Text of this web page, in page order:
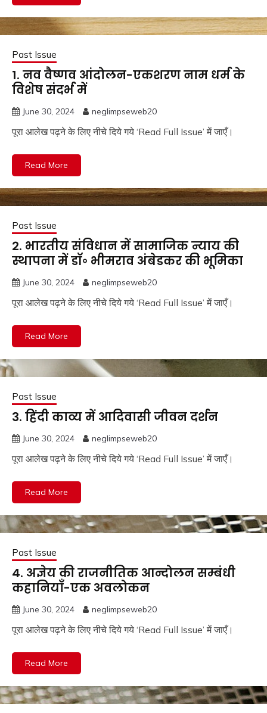
Past Issue
1. नव वैष्णव आंदोलन-एकशरण नाम धर्म के
विशेष संदर्भ में
June 30, 2024 neglimpseweb20
पूरा आलेख पढ़ने के लिए नीचे दिये गये ‘Read Full Issue’ में जाएँ।
Read More
Past Issue
2. भारतीय संविधान में सामाजिक न्याय की
स्थापना में डॉ॰ भीमराव अंबेडकर की भूमिका
June 30, 2024 neglimpseweb20
पूरा आलेख पढ़ने के लिए नीचे दिये गये ‘Read Full Issue’ में जाएँ।
Read More
Past Issue
3. हिंदी काव्य में आदिवासी जीवन दर्शन
June 30, 2024 neglimpseweb20
पूरा आलेख पढ़ने के लिए नीचे दिये गये ‘Read Full Issue’ में जाएँ।
Read More
Past Issue
4. अज्ञेय की राजनीतिक आन्दोलन सम्बंधी
कहानियाँ-एक अवलोकन
June 30, 2024 neglimpseweb20
पूरा आलेख पढ़ने के लिए नीचे दिये गये ‘Read Full Issue’ में जाएँ।
Read More